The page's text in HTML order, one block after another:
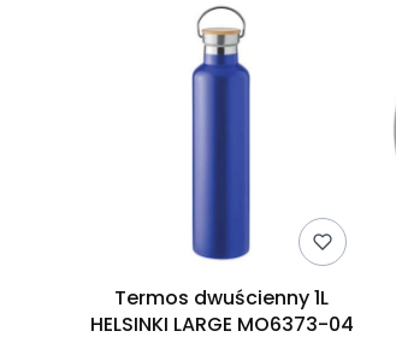
Termos dwuścienny 1L
HELSINKI LARGE MO6373-04